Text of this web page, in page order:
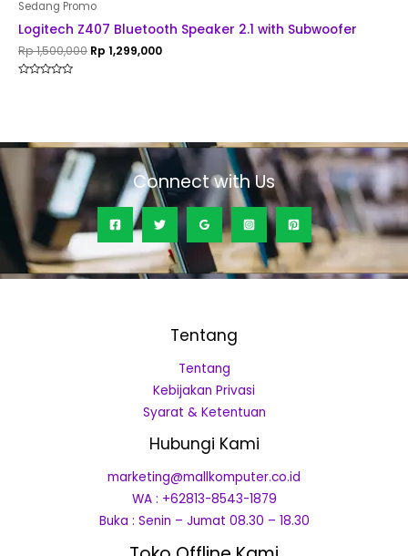
Sedang Promo
Logitech Z407 Bluetooth Speaker 2.1 with Subwoofer
Rp1,500,000 Rp 1,299,000
Connect with Us
Tentang
Tentang
Kebijakan Privasi
Syarat & Ketentuan
Hubungi Kami
marketing@mallkomputer.co.id
WA : +62813-8543-1879
Buka : Senin – Jumat 08.30 – 18.30